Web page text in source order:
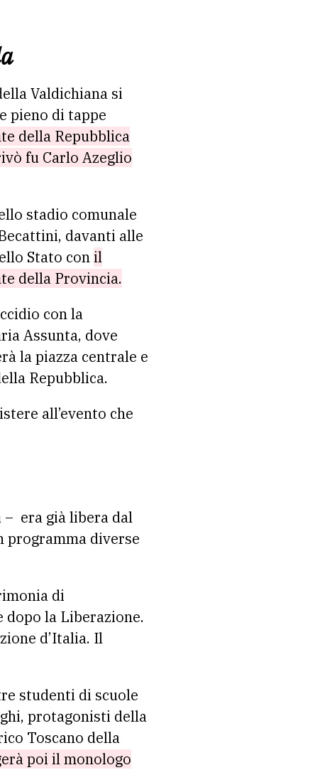
Valdichiana si
pieno di tappe
della Repubblica
fu Carlo Azeglio
stadio comunale
davanti alle
Stato conil
della Provincia.
con la
Assunta, dove
la piazza centrale e
Repubblica.
all’evento che
– era già libera dal
programma diverse
di
dopo la Liberazione.
d’Italia. Il
studenti di scuole
protagonisti della
Toscano della
poi il monologo